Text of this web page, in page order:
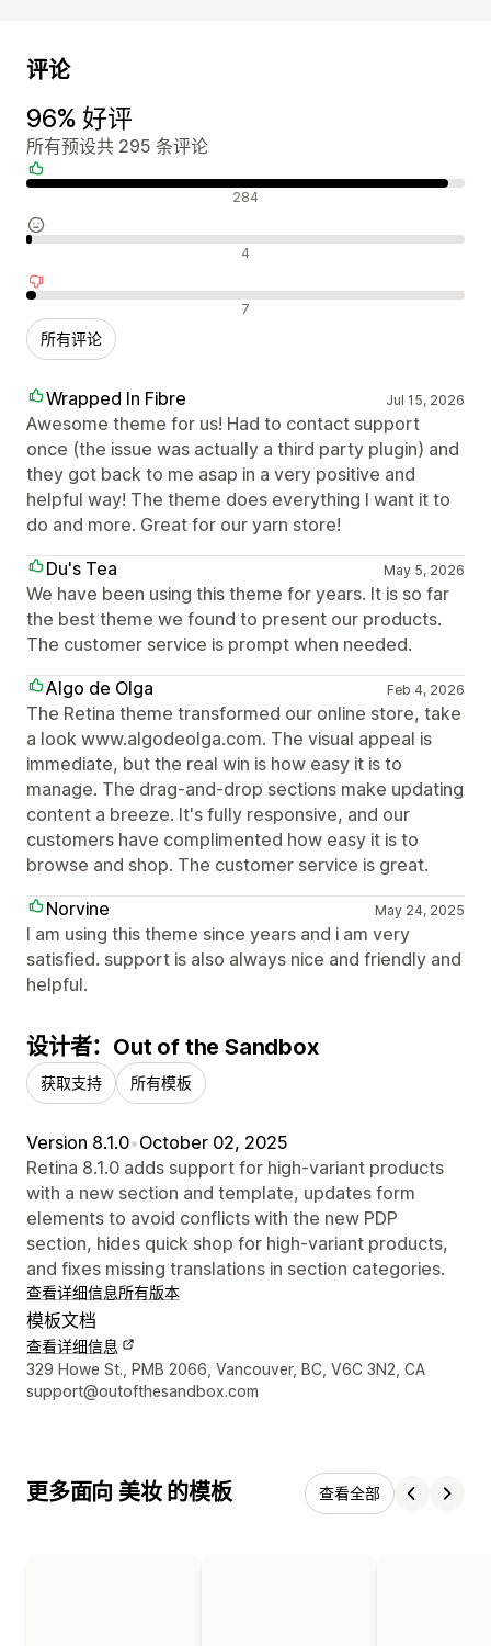
评论
96% 好评
所有预设共 295 条评论
好评 284
中评 4
差评 7
所有评论
Wrapped In Fibre Jul 15, 2026
Awesome theme for us! Had to contact support
once (the issue was actually a third party plugin) and
they got back to me asap in a very positive and
helpful way! The theme does everything I want it to
do and more. Great for our yarn store!
Du's Tea
May 5, 2026
We have been using this theme for years. It is so far
the best theme we found to present our products.
The customer service is prompt when needed.
Algo de Olga
Feb 4, 2026
The Retina theme transformed our online store, take
a look www.algodeolga.com. The visual appeal is
immediate, but the real win is how easy it is to
manage. The drag-and-drop sections make updating
content a breeze. It's fully responsive, and our
customers have complimented how easy it is to
browse and shop. The customer service is great.
Norvine
May 24, 2025
I am using this theme since years and i am very
satisfied. support is also always nice and friendly and
helpful.
设计者：Out of the Sandbox
获取支持 所有模板
Version 8.1.0•October 02, 2025
Retina 8.1.0 adds support for high-variant products
with a new section and template, updates form
elements to avoid conflicts with the new PDP
section, hides quick shop for high-variant products,
and fixes missing translations in section categories.
查看详细信息所有版本
模板文档
查看详细信息
设计师联系方式
329 Howe St., PMB 2066, Vancouver, BC, V6C 3N2, CA
support@outofthesandbox.com
更多面向 美妆 的模板 查看全部